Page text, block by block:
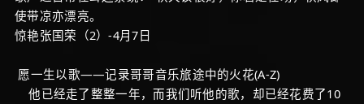
使带凉亦漂亮。
惊艳张国荣（2）-4月7日
愿一生以歌——记录哥哥音乐旅途中的火花(A-Z)
他已经走了整整一年，而我们听他的歌，却已经花费了10